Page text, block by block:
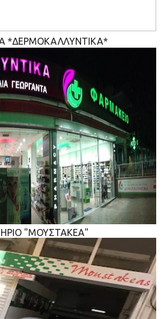
*ΔΕΡΜΟΚΑΛΛΥΝΤΙΚΑ*
"ΜΟΥΣΤΑΚΕΑ"